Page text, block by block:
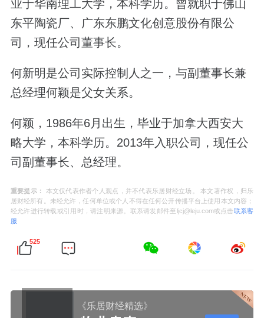
业于华南理工大学，本科学历。曾就职于佛山
东平陶瓷厂、广东东鹏文化创意股份有限公
司，现任公司董事长。
何新明是公司实际控制人之一，与副董事长兼
总经理何颖是父女关系。
何颖，1986年6月出生，毕业于加拿大西安大
略大学，本科学历。2013年入职公司，现任公
司副董事长、总经理。
重要提示：
本文仅代表作者个人观点，并不代表乐居财经立场。 本文著作权，归乐
居财经所有。未经允许，任何单位或个人不得在任何公开传播平台上使用本文内容；
经允许进行转载或引用时，请注明来源。联系请发邮件至ljcj@leju.com或点击联系客
服
525
《乐居财经精选》